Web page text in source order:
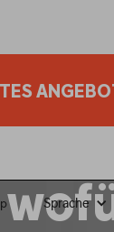
Sprache
ANGEBOT
00